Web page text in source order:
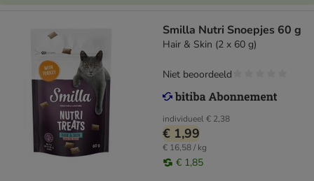
Smilla Nutri Snoepjes 60 g
Hair & Skin (2 x 60 g)
individueel€ 2,38
€ 1,99
€ 16,58 / kg
€ 1,85
Niet beoordeeld